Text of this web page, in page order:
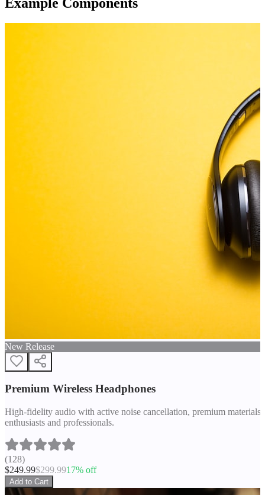
New Release
Premium Wireless Headphones
High-fidelity audio with active noise cancellation, premium
enthusiasts and professionals.
(128)
$249.99$299.9917% off
Add to Cart